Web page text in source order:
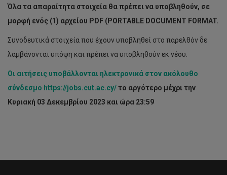
Όλα τα απαραίτητα στοιχεία θα πρέπει να υποβληθούν, σε
μορφή ενός (1) αρχείου PDF (PORTABLE DOCUMENT FORMAT.
Συνοδευτικά στοιχεία που έχουν υποβληθεί στο παρελθόν δε
λαμβάνονται υπόψη και πρέπει να υποβληθούν εκ νέου.
Οι αιτήσεις υποβάλλονται ηλεκτρονικά στον ακόλουθο
σύνδεσμο https://jobs.cut.ac.cy/το αργότερο μέχρι την
Κυριακή 03 Δεκεμβρίου 2023 και ώρα 23:59